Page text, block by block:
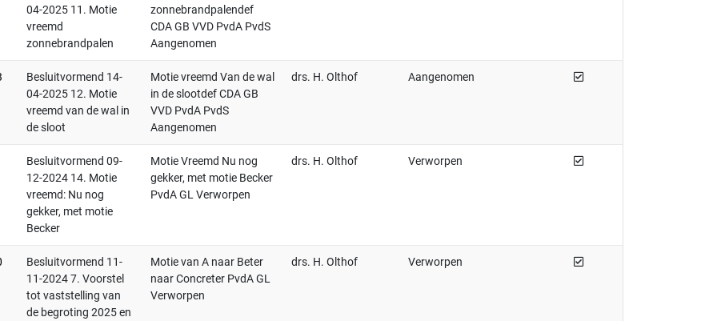
04-2025 11. Motie
vreemd
zonnebrandpalen
zonnebrandpalendef
CDA GB VVD PvdA PvdS
Aangenomen
Besluitvormend 14-
04-2025 12. Motie
vreemd van de wal in
de sloot
Motie vreemd Van de wal
in de slootdef CDA GB
VVD PvdA PvdS
Aangenomen
drs. H. Olthof Aangenomen Afgedaan
Besluitvormend 09-
12-2024 14. Motie
vreemd: Nu nog
gekker, met motie
Becker
Motie Vreemd Nu nog
gekker, met motie Becker
PvdA GL Verworpen
drs. H. Olthof Verworpen Afgedaan
Besluitvormend 11-
11-2024 7. Voorstel
tot vaststelling van
de begroting 2025 en
Motie van A naar Beter
naar Concreter PvdA GL
Verworpen
drs. H. Olthof Verworpen Afgedaan